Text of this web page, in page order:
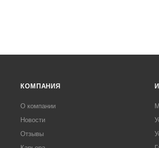
КОМПАНИЯ
О компании
Новости
Отзывы